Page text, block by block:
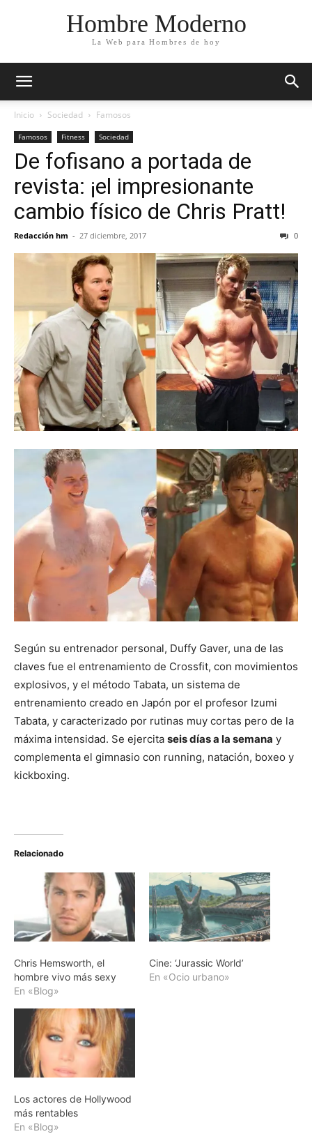
Hombre Moderno
La Web para Hombres de hoy
Inicio Sociedad Famosos
Famosos Fitness Sociedad
De fofisano a portada de
revista: ¡el impresionante
cambio físico de Chris Pratt!
Redacción hm - 27 diciembre, 2017 0
Según su entrenador personal, Duffy Gaver, una de las
claves fue el entrenamiento de Crossfit, con movimientos
explosivos, y el método Tabata, un sistema de
entrenamiento creado en Japón por el profesor Izumi
Tabata, y caracterizado por rutinas muy cortas pero de la
máxima intensidad. Se ejercita seis días a la semana y
complementa el gimnasio con running, natación, boxeo y
kickboxing.
Relacionado
Chris Hemsworth, el
hombre vivo más sexy
En «Blog»
Cine: ‘Jurassic World’
En «Ocio urbano»
Los actores de Hollywood
más rentables
En «Blog»